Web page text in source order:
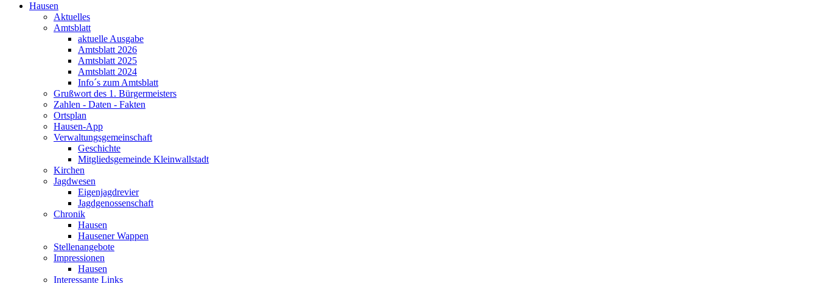
Hausen
Aktuelles
Amtsblatt
aktuelle Ausgabe
Amtsblatt 2026
Amtsblatt 2025
Amtsblatt 2024
Info´s zum Amtsblatt
Grußwort des 1. Bürgermeisters
Zahlen - Daten - Fakten
Ortsplan
Hausen-App
Verwaltungsgemeinschaft
Geschichte
Mitgliedsgemeinde Kleinwallstadt
Kirchen
Jagdwesen
Eigenjagdrevier
Jagdgenossenschaft
Chronik
Hausen
Hausener Wappen
Stellenangebote
Impressionen
Hausen
Interessante Links